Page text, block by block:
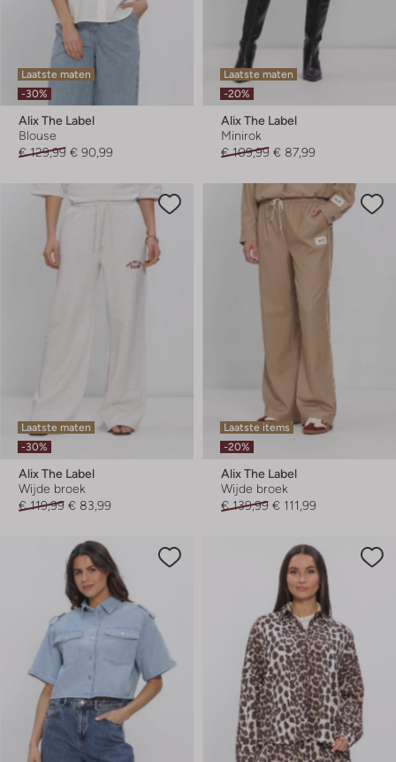
Laatste maten
-30%
Alix The Label
Blouse
€ 129,99 € 90,99
Laatste maten
-20%
Alix The Label
Minirok
€ 109,99 € 87,99
Laatste maten
-30%
Alix The Label
Wijde broek
€ 119,99 € 83,99
Laatste items
-20%
Alix The Label
Wijde broek
€ 139,99 € 111,99